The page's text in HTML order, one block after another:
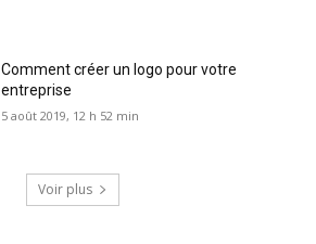
Comment créer un logo pour votre
entreprise
5 août 2019, 12 h 52 min
Voir plus